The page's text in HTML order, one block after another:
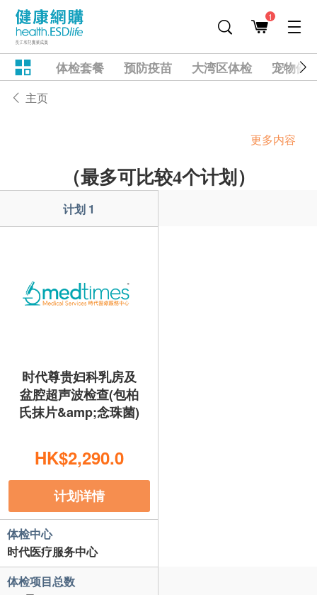
1
体检套餐 预防疫苗 大湾区体检 宠物健
主页
更多内容
（最多可比较4个计划）
计划 1
时代尊贵妇科乳房及
盆腔超声波检查(包柏
氏抹片&amp;念珠菌)
HK$2,290.0
计划详情
体检中心
时代医疗服务中心
体检项目总数